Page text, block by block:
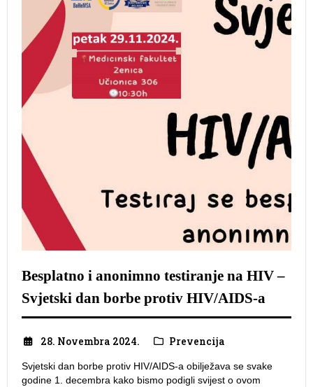
Besplatno i anonimno testiranje na HIV –
Svjetski dan borbe protiv HIV/AIDS-a
28. Novembra 2024. Prevencija
Svjetski dan borbe protiv HIV/AIDS-a obilježava se svake
godine 1. decembra kako bismo podigli svijest o ovom